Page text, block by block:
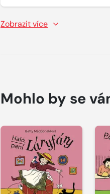
Zobrazit více
Mohlo by se
Přehrát
ukázku